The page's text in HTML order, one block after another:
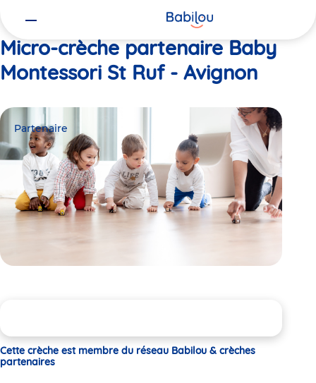
Micro-crèche partenaire Baby
Montessori St Ruf - Avignon
Partenaire
Cette crèche est membre du réseau Babilou & crèches
partenaires